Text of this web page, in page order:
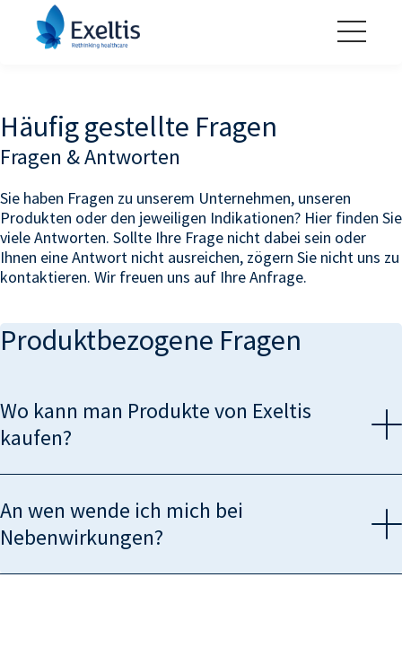
Häufig gestellte Fragen
Fragen & Antworten
Sie haben Fragen zu unserem Unternehmen, unseren
Produkten oder den jeweiligen Indikationen? Hier finden Sie
viele Antworten. Sollte Ihre Frage nicht dabei sein oder
Ihnen eine Antwort nicht ausreichen, zögern Sie nicht uns zu
kontaktieren. Wir freuen uns auf Ihre Anfrage.
Produktbezogene Fragen
Wo kann man Produkte von Exeltis
kaufen?
An wen wende ich mich bei
Nebenwirkungen?